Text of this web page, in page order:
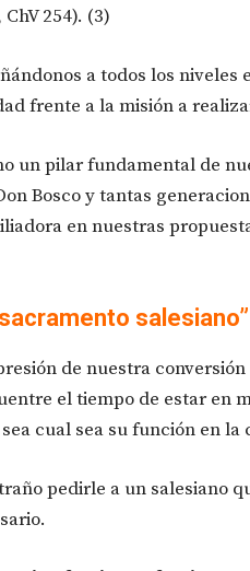
254). (3)
a todos los
frente a la misión a
un pilar fundamental de
Bosco y tantas
en nuestras
de nuestra
el tiempo de estar en
cual sea su función en la
pedirle a un salesiano